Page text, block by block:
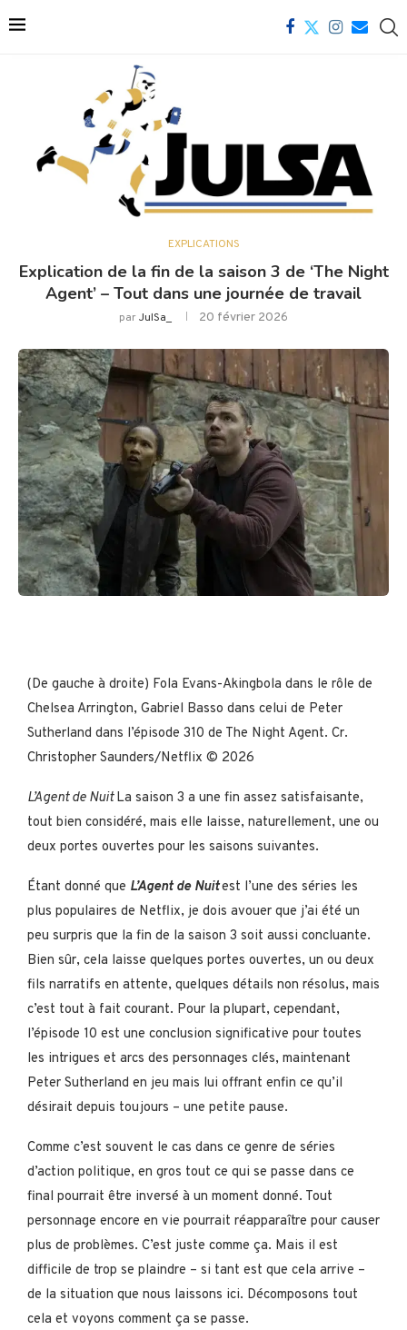
EXPLICATIONS
Explication de la fin de la saison 3 de ‘The Night
Agent’ – Tout dans une journée de travail
parJulSa_ 20 février 2026
(De gauche à droite) Fola Evans-Akingbola dans le rôle de
Chelsea Arrington, Gabriel Basso dans celui de Peter
Sutherland dans l’épisode 310 de The Night Agent. Cr.
Christopher Saunders/Netflix © 2026
L’Agent de NuitLa saison 3 a une fin assez satisfaisante,
tout bien considéré, mais elle laisse, naturellement, une ou
deux portes ouvertes pour les saisons suivantes.
Étant donné que L’Agent de Nuitest l’une des séries les
plus populaires de Netflix, je dois avouer que j’ai été un
peu surpris que la fin de la saison 3 soit aussi concluante.
Bien sûr, cela laisse quelques portes ouvertes, un ou deux
fils narratifs en attente, quelques détails non résolus, mais
c’est tout à fait courant. Pour la plupart, cependant,
l’épisode 10 est une conclusion significative pour toutes
les intrigues et arcs des personnages clés, maintenant
Peter Sutherland en jeu mais lui offrant enfin ce qu’il
désirait depuis toujours – une petite pause.
Comme c’est souvent le cas dans ce genre de séries
d’action politique, en gros tout ce qui se passe dans ce
final pourrait être inversé à un moment donné. Tout
personnage encore en vie pourrait réapparaître pour causer
plus de problèmes. C’est juste comme ça. Mais il est
difficile de trop se plaindre – si tant est que cela arrive –
de la situation que nous laissons ici. Décomposons tout
cela et voyons comment ça se passe.